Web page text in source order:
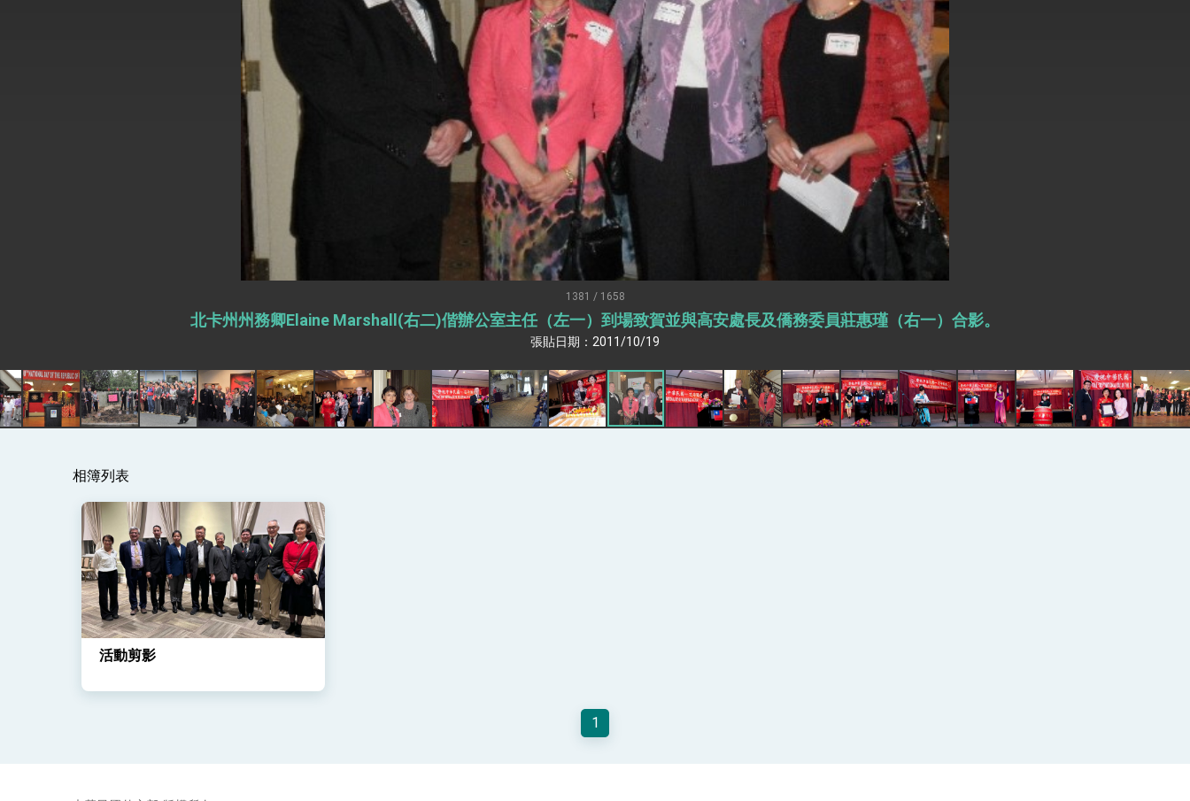
外交部長林佳龍於《外交事務》撰文指出：自由世界 需要台灣，團結合作方能守護繁榮
外交部長林佳龍出席《台灣光華雜誌》50週年慶「見證蛻變，分享世界的光華」開幕式，期許數位轉 型迎向下個50年
總統主持「台美經濟繁榮夥伴對話」記者會 說明臺美合作三大戰略方向 盼與民主夥伴共同引領 下一個世代的繁榮
外交部長林佳龍接受印尼「時代雜誌」專訪，闡述印太安全局勢，籲深化台印尼半導體供應鏈合作
副總統接見美參議員蓋耶哥 強調美國是臺灣重要合作夥伴
外交部長林佳龍午宴歡迎美國聯邦參議員蓋耶哥訪問團
外交部長林佳龍接見美國智庫「德國馬歇爾基金會」訪問團一行，深化跨大西洋戰略夥伴關係
臺美經貿談判獲階段性成果 卓揆期勉爭取時間完成「臺美對等貿易協定」簽署
卓揆：臺美關稅談判階段性結果有助臺灣取得有利戰略地位 全力支持「臺美對等貿易協定」簽署
外交部與數位發展部攜手合作，整合台灣雄厚數位實力，達成固邦榮邦目標
民調顯示多數國人滿意政府外交表現，高度支持「總合外交」與台歐美日關係深化
變局中 奮起的新臺灣 總統發表國慶演說
總統發表執政周年談話 盼面對未來挑戰 堅持團結 迎風轉型 穩健前行
賴總統就職演說影片
總統重要談話
我國政府將在美國亞利桑納州設立「駐鳳凰城辦事處」，進一步深化台美交流合作
1381 / 1658
北卡州州務卿Elaine Marshall(右二)偕辦公室主任（左一）到場致賀並與高安處長及僑務委員莊惠瑾（右一）合影。
張貼日期：2011/10/19
相簿列表
活動剪影
1